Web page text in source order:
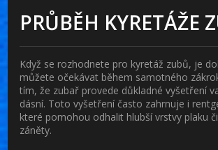
PRŮBĚH KYRETÁŽE
Když se rozhodnete pro kyretáž zubů, je
můžete očekávat během samotného
tím, že zubař provede důkladné vyšetření
dásní. Toto vyšetření často zahrnuje i
které pomohou odhalit hlubší vrstvy plaku
záněty.